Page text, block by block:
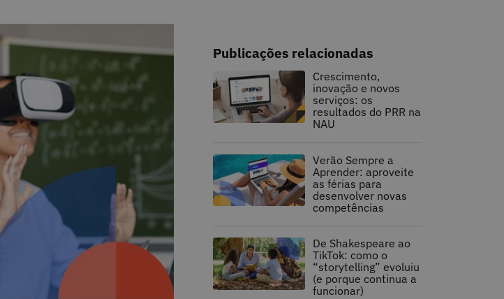
Publicações relacionadas
Crescimento,
inovação e novos
serviços: os
resultados do PRR na
NAU
Verão Sempre a
Aprender: aproveite
as férias para
desenvolver novas
competências
De Shakespeare ao
TikTok: como o
“storytelling” evoluiu
(e porque continua a
funcionar)